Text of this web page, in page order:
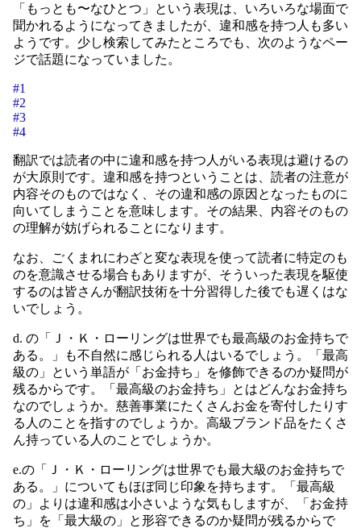
「もっとも〜なひとつ」という表現は、いろいろな場面で
聞かれるようになってきましたが、違和感を持つ人も多い
ようです。少し検索してみたところでも、次のようなペー
ジで話題になっていました。
#1
#2
#3
#4
翻訳では読者の中に違和感を持つ人がいる表現は避けるの
が大原則です。違和感を持つということは、読者の注意が
内容そのものではなく、その違和感の原因となったものに
向いてしまうことを意味します。その結果、内容そのもの
の理解が妨げられることになります。
なお、ごくまれにわざと変な表現を使って読者に特定のも
のを意識させる場合もありますが、そういった表現を駆使
するのは皆さんが翻訳技術を十分習得した後でも遅くはな
いでしょう。
d. の「Ｊ・Ｋ・ローリングは世界でも最高級のお金持ちで
ある。」も不自然に感じられる人はいるでしょう。「最高
級の」という単語が「お金持ち」を修飾できるのか疑問が
残るからです。「最高級のお金持ち」とはどんなお金持ち
なのでしょうか。慈善事業にたくさんお金を寄付したりす
る人のことを指すのでしょうか。高級ブランド品をたくさ
ん持っている人のことでしょうか。
e.の「Ｊ・Ｋ・ローリングは世界でも最大級のお金持ちで
ある。」についてもほぼ同じ印象を持ちます。「最高級
の」よりは違和感は小さいような気もしますが、「お金持
ち」を「最大級の」と形容できるのか疑問が残るからで